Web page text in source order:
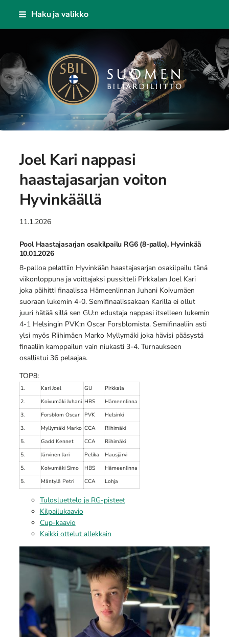
Siirry
Haku ja valikko
Suomen Biljardiliitto ry
Joel Kari nappasi
haastajasarjan voiton
Hyvinkäällä
11.1.2026
Pool Haastajasarjan osakilpailu RG6 (8-pallo), Hyvinkää
10.01.2026
8-palloa pelattiin Hyvinkään haastajasarjan osakilpailu tänä
viikonloppuna ja voittajaksi pussitteli Pirkkalan Joel Kari
joka päihitti finaalissa Hämeenlinnan Juhani Koivumäen
suoraan lukemin 4-0. Semifinaalissakaan Karilla ei ollut
juuri hätää sillä sen GU:n edustaja nappasi itselleen lukemin
4-1 Helsingin PVK:n Oscar Forsblomista. Semifinaaliin asti
ylsi myös Riihimäen Marko Myllymäki joka hävisi pääsystä
finaaliin kamppailun vain niukasti 3-4. Turnaukseen
osallistui 36 pelaajaa.
TOP8:
1. Kari Joel GU
Pirkkala
2.
Koivumäki Juhani HBS
Hämeenlinna
3.
Forsblom Oscar PVK
Helsinki
3.
Myllymäki Marko CCA
Riihimäki
5.
Gadd Kennet CCA
Riihimäki
5.
Järvinen Jari Pelika
Hausjärvi
5.
Koivumäki Simo HBS
Hämeenlinna
5.
Mäntylä Petri CCA Lohja
Tulosluettelo ja RG-pisteet
Kilpailukaavio
Cup-kaavio
Kaikki ottelut allekkain